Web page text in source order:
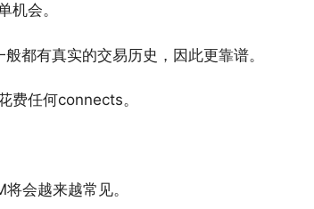
机会。
都有真实的交易历史，因此更靠谱。
费任何connects。
会越来越常见。